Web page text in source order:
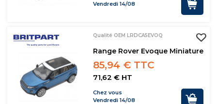
Vendredi 14/08
Qualité OEM LRDCA5EVOQ
Range Rover Evoque Miniature
85,94 € TTC
71,62 € HT
Chez vous
Vendredi 14/08